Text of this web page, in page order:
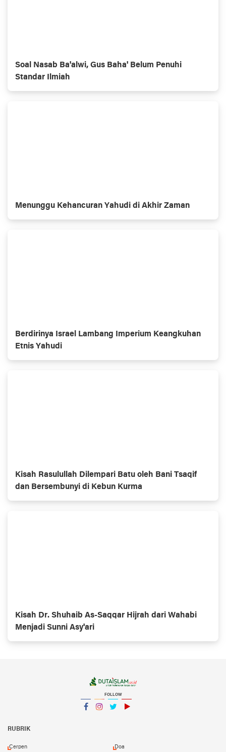
Soal Nasab Ba'alwi, Gus Baha' Belum Penuhi
Standar Ilmiah
Menunggu Kehancuran Yahudi di Akhir Zaman
Berdirinya Israel Lambang Imperium Keangkuhan
Etnis Yahudi
Kisah Rasulullah Dilempari Batu oleh Bani Tsaqif
dan Bersembunyi di Kebun Kurma
Kisah Dr. Shuhaib As-Saqqar Hijrah dari Wahabi
Menjadi Sunni Asy'ari
FOLLOW
RUBRIK
Cerpen Doa